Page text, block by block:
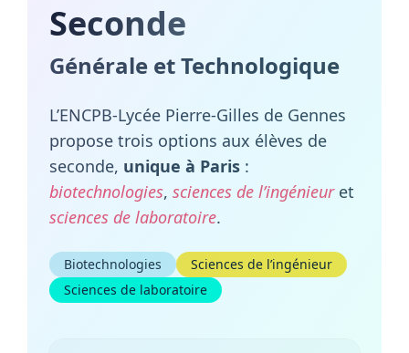
Seconde
Générale et Technologique
L’ENCPB‑Lycée Pierre‑Gilles de Gennes
propose trois options aux élèves de
seconde, unique à Paris :
biotechnologies, sciences de l’ingénieuret
sciences de laboratoire.
Biotechnologies
Sciences de l’ingénieur
Sciences de laboratoire